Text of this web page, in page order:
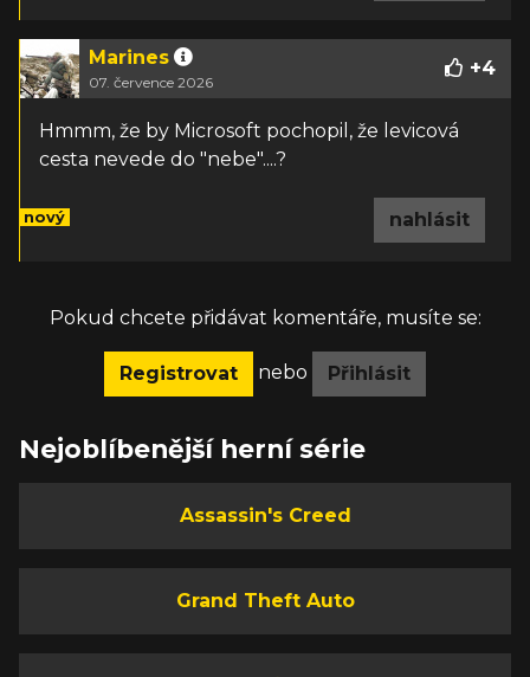
Marines
07. července 2026
+4
Hmmm, že by Microsoft pochopil, že levicová
cesta nevede do "nebe"....?
nový nahlásit
Pokud chcete přidávat komentáře, musíte se:
Registrovat nebo Přihlásit
Nejoblíbenější herní série
Assassin's Creed
Grand Theft Auto